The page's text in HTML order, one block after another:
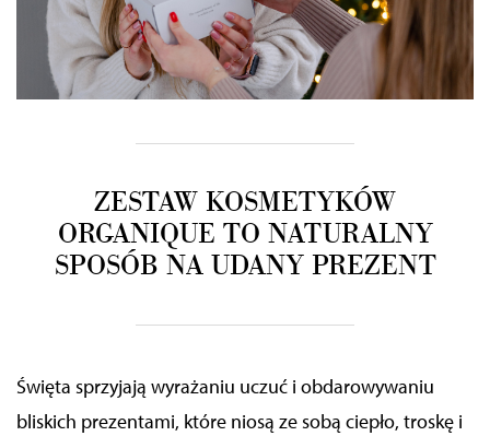
ZESTAW KOSMETYKÓW
ORGANIQUE TO NATURALNY
SPOSÓB NA UDANY PREZENT
Święta sprzyjają wyrażaniu uczuć i obdarowywaniu
bliskich prezentami, które niosą ze sobą ciepło, troskę i